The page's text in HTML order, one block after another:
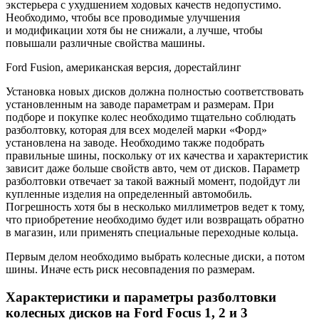
экстерьера с ухудшением ходовых качеств недопустимо.
Необходимо, чтобы все проводимые улучшения
и модификации хотя бы не снижали, а лучше, чтобы
повышали различные свойства машины.
Ford Fusion, американская версия, дорестайлинг
Установка новых дисков должна полностью соответствовать
установленным на заводе параметрам и размерам. При
подборе и покупке колес необходимо тщательно соблюдать
разболтовку, которая для всех моделей марки «Форд»
установлена на заводе. Необходимо также подобрать
правильные шины, поскольку от их качества и характеристик
зависит даже больше свойств авто, чем от дисков. Параметр
разболтовки отвечает за такой важный момент, подойдут ли
купленные изделия на определенный автомобиль.
Погрешность хотя бы в несколько миллиметров ведет к тому,
что приобретение необходимо будет или возвращать обратно
в магазин, или применять специальные переходные кольца.
Первым делом необходимо выбрать колесные диски, а потом
шины. Иначе есть риск несовпадения по размерам.
Характеристики и параметры разболтовки
колесных дисков на Ford Focus 1, 2 и 3